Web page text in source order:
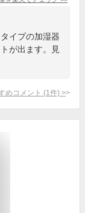
イプの加湿器
が出ます。見
めコメント (1 件) >